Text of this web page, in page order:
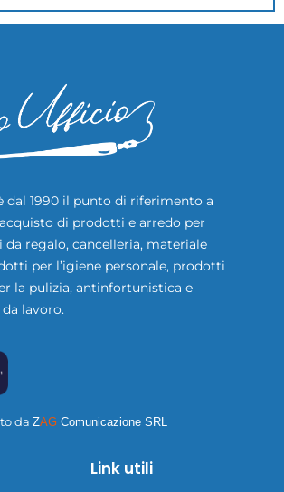
dal 1990 il punto di riferimento a
di prodotti e arredo per
da regalo, cancelleria, materiale
per l’igiene personale, prodotti
la pulizia, antinfortunistica e
lavoro.
da ZAG Comunicazione SRL
Link utili